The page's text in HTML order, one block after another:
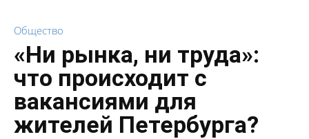
Общество
«Ни рынка, ни труда»:
что происходит с
вакансиями для
жителей Петербурга?